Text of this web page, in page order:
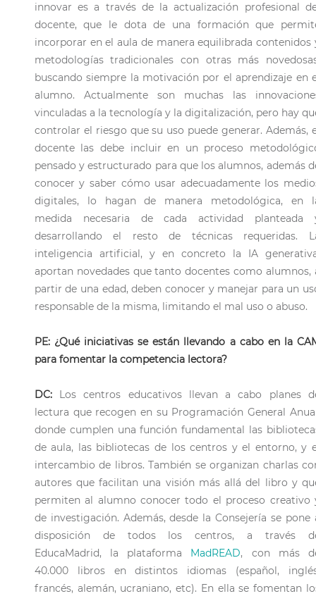
innovar es a través de la actualización profesional
docente, que le dota de una formación que
incorporar en el aula de manera equilibrada contenidos
metodologías tradicionales con otras más
buscando siempre la motivación por el aprendizaje en
alumno. Actualmente son muchas las
vinculadas a la tecnología y la digitalización, pero hay
controlar el riesgo que su uso puede generar. Además,
docente las debe incluir en un proceso
pensado y estructurado para que los alumnos, además
conocer y saber cómo usar adecuadamente los
digitales, lo hagan de manera metodológica, en
medida necesaria de cada actividad planteada
desarrollando el resto de técnicas requeridas.
inteligencia artificial, y en concreto la IA
aportan novedades que tanto docentes como alumnos,
partir de una edad, deben conocer y manejar para un
responsable de la misma, limitando el mal uso o abuso.
PE: ¿Qué iniciativas se están llevando a cabo en la
para fomentar la competencia lectora?
DC:Los centros educativos llevan a cabo planes
lectura que recogen en su Programación General
donde cumplen una función fundamental las
de aula, las bibliotecas de los centros y el entorno, y
intercambio de libros. También se organizan charlas
autores que facilitan una visión más allá del libro y
permiten al alumno conocer todo el proceso creativo
de investigación. Además, desde la Consejería se pone
disposición de todos los centros, a través
EducaMadrid, la plataforma MadREAD, con más
40.000 libros en distintos idiomas (español,
francés, alemán, ucraniano, etc). En ella se fomentan